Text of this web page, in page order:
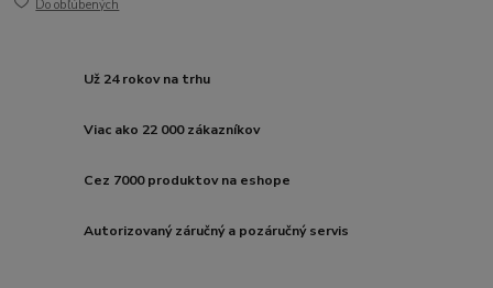
Do obľúbených
Už 24 rokov na trhu
Viac ako 22 000 zákazníkov
Cez 7000 produktov na eshope
Autorizovaný záručný a pozáručný servis